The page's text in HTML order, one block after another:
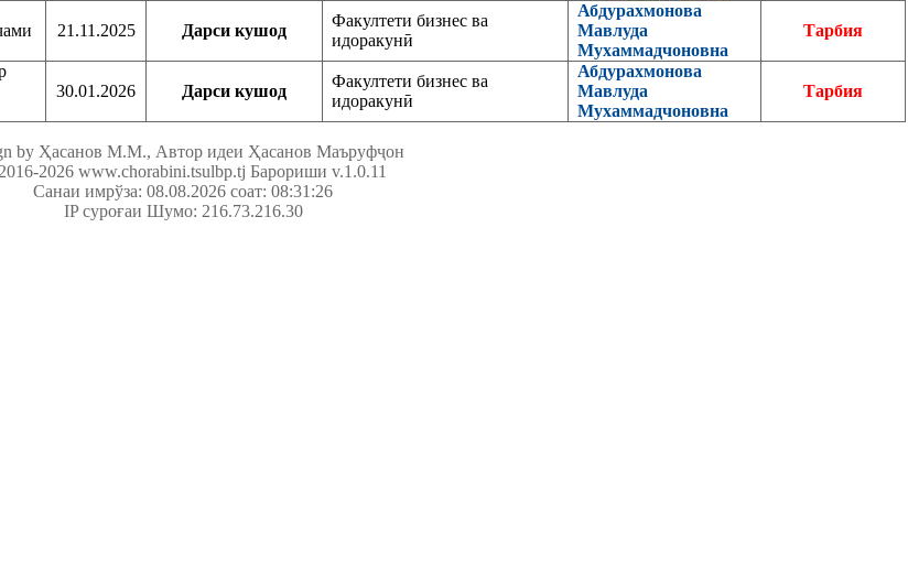
21.11.2025 Дарси кушод
Факултети бизнес ва
идоракунӣ
Абдурахмонова
Мавлуда
Мухаммадчоновна
Тарбия
30.01.2026 Дарси кушод
Факултети бизнес ва
идоракунӣ
Абдурахмонова
Мавлуда
Мухаммадчоновна
Тарбия
by Ҳасанов М.М., Автор идеи Ҳасанов Маъруфҷон
2026 www.chorabini.tsulbp.tj Барориши v.1.0.11
Санаи имрўза: 08.08.2026 соат: 08:31:26
IP суроғаи Шумо: 216.73.216.30